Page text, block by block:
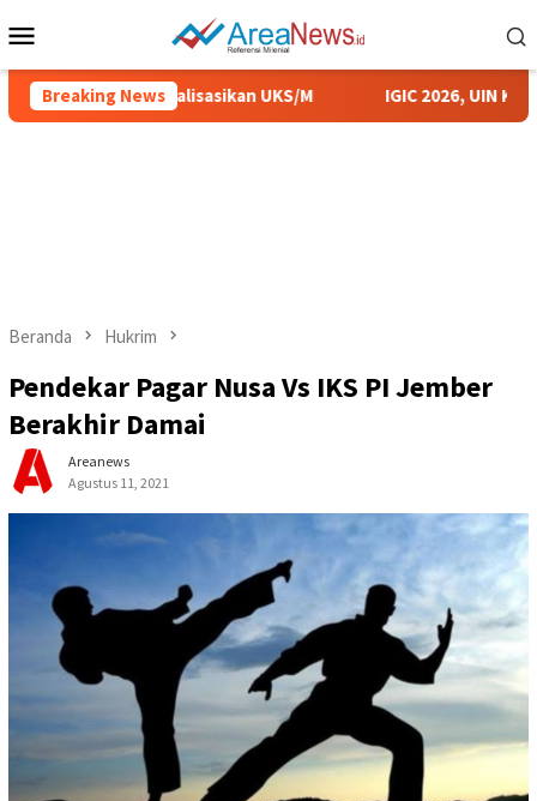
ke
Mobile
Breaking News
Sosialisasikan UKS/M IGIC 2026, UIN KHAS
Beranda Hukrim
Pendekar Pagar Nusa Vs IKS PI Jember
Berakhir Damai
Areanews
Agustus 11, 2021